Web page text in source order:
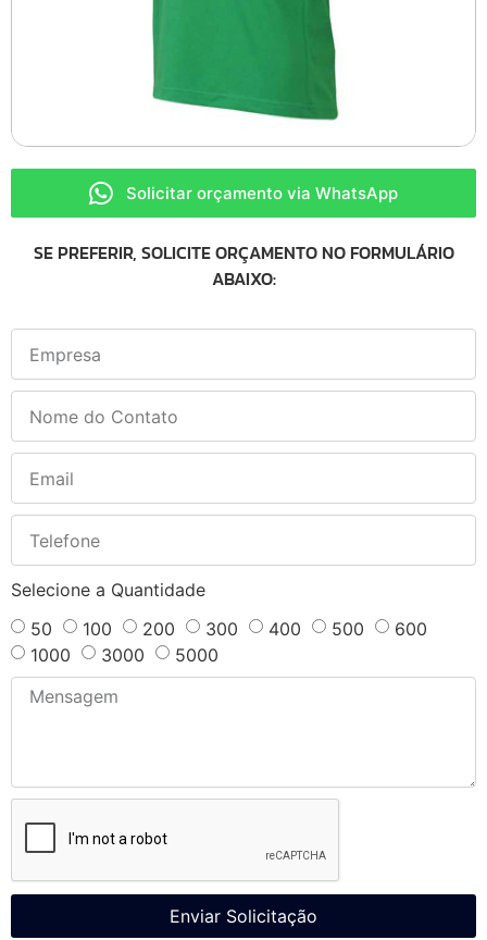
Solicitar orçamento via WhatsApp
SE PREFERIR, SOLICITE ORÇAMENTO NO FORMULÁRIO
ABAIXO:
Selecione a Quantidade
50
100 200 300 400 500
600
1000
3000 5000
Enviar Solicitação